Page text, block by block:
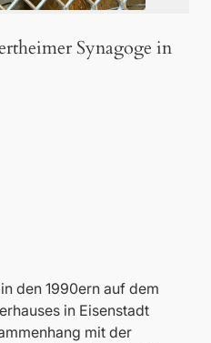
Synagoge in
den 1990ern auf dem
in Eisenstadt
mit der